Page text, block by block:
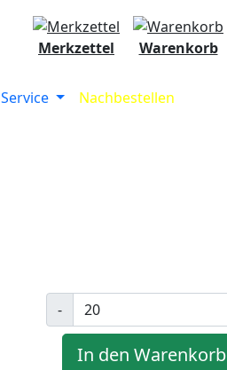
Warenkorb
Merkzettel
Service Nachbestellen
-
In den Warenkorb